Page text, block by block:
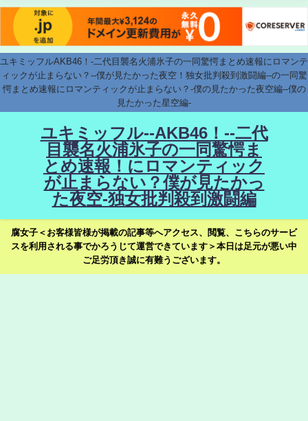
ユキミッフルAKB46！-二代目襲名火浦氷子の一同驚愕まとめ速報にロマンテ
ィックが止まらない？--僕が見たかった夜空！独女批判殺到激闘編--の一同驚
愕まとめ速報にロマンティックが止まらない？-僕の見たかった夜空編--僕の
見たかった星空編-
ユキミッフル--AKB46！--二代
目襲名火浦氷子の一同驚愕ま
とめ速報！にロマンティック
が止まらない？僕が見たかっ
た夜空-独女批判殺到激闘編
腐女子＜お客様皆様が掲載の記事等へアクセス、閲覧、こちらのサービ
スを利用される事でかろうじて運営できています＞本日は足元が悪い中
ご足労頂き誠に有難うございます。